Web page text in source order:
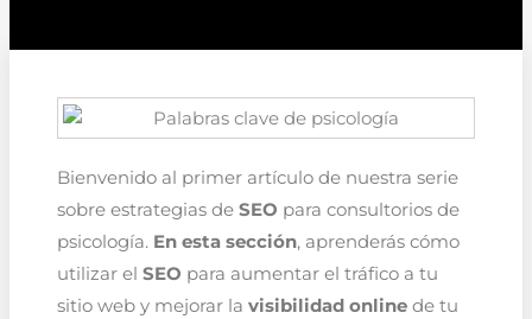
Bienvenido al primer artículo de nuestra serie
sobre estrategias de SEO para consultorios de
psicología. En esta sección, aprenderás cómo
utilizar el SEO para aumentar el tráfico a tu
sitio web y mejorar la visibilidad onlinede tu